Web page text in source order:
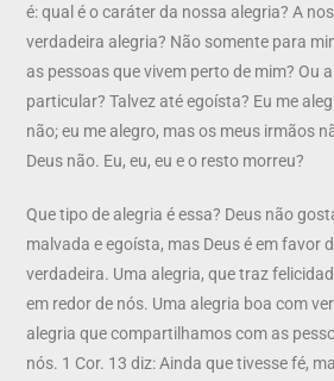
é: qual é o caráter da nossa alegria? A
verdadeira alegria? Não somente para
as pessoas que vivem perto de mim? Ou
particular? Talvez até egoísta? Eu me
não; eu me alegro, mas os meus irmãos
Deus não. Eu, eu, eu e o resto morreu?
Que tipo de alegria é essa? Deus não
malvada e egoísta, mas Deus é em favor
verdadeira. Uma alegria, que traz
em redor de nós. Uma alegria boa com
alegria que compartilhamos com as
nós. 1 Cor. 13 diz: Ainda que tivesse fé,